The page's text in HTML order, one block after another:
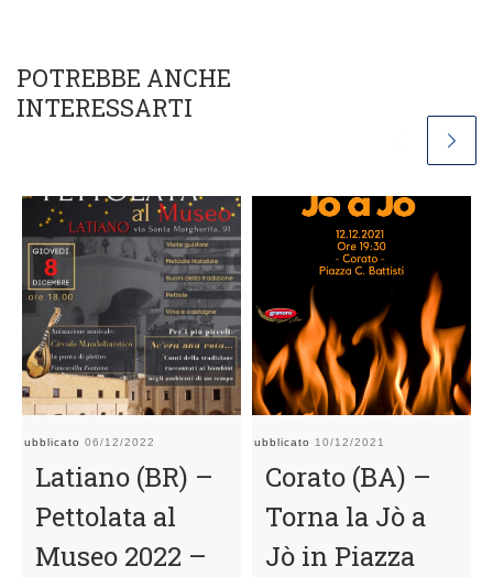
POTREBBE ANCHE
INTERESSARTI
Pubblicato 06/12/2022
Latiano (BR) –
Pettolata al
Museo 2022 –
Pubblicato 10/12/2021
Corato (BA) –
Torna la Jò a
Jò in Piazza